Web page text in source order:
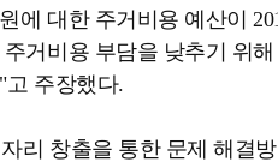
에 대한 주거비용 예산이
거비용 부담을 낮추기 위
고 주장했다.
리 창출을 통한 문제 해결